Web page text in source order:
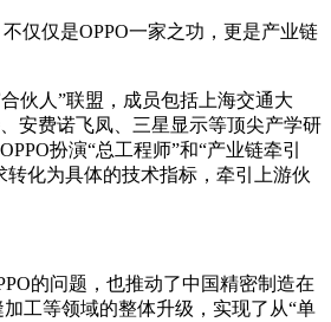
仅仅是OPPO一家之功，更是产业链
伙人 ”联盟，成员包括上海交通大
安费诺飞凤、三星显示等顶尖产学研
OPPO扮演“总工程师”和“产业链牵引
转化为具体的技术指标，牵引上游伙
的问题，也推动了中国精密制造在
工等领域的整体升级，实现了从“单